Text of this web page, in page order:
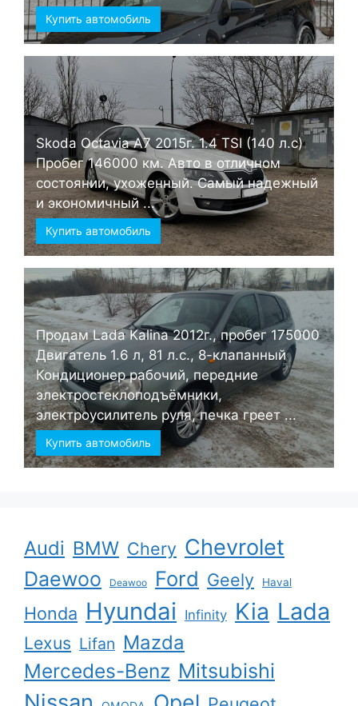
Купить автомобиль
Skoda Octavia А7 2015г. 1.4 TSI (140 л.с)
Пробег 146000 км. Авто в отличном
состоянии, ухоженный. Самый надежный
и экономичный ...
Купить автомобиль
Продам Lada Kalina 2012г., пробег 175000
Двигатель 1.6 л, 81 л.с., 8-клапанный
Кондиционер рабочий, передние
электростеклоподъёмники,
электроусилитель руля, печка греет ...
Купить автомобиль
Audi BMW Chery Chevrolet
Daewoo Deawoo Ford Geely Haval
Honda Hyundai Infinity Kia Lada
Lexus Lifan Mazda
Mercedes-Benz Mitsubishi